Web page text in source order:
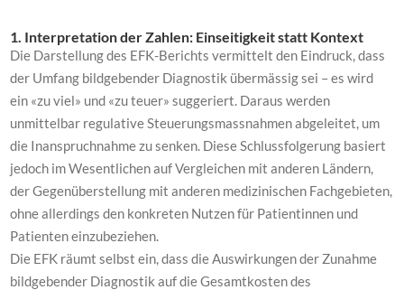
1. Interpretation der Zahlen: Einseitigkeit statt Kontext
Die Darstellung des EFK-Berichts vermittelt den Eindruck, dass
der Umfang bildgebender Diagnostik übermässig sei – es wird
ein «zu viel» und «zu teuer» suggeriert. Daraus werden
unmittelbar regulative Steuerungsmassnahmen abgeleitet, um
die Inanspruchnahme zu senken. Diese Schlussfolgerung basiert
jedoch im Wesentlichen auf Vergleichen mit anderen Ländern,
der Gegenüberstellung mit anderen medizinischen Fachgebieten,
ohne allerdings den konkreten Nutzen für Patientinnen und
Patienten einzubeziehen.
Die EFK räumt selbst ein, dass die Auswirkungen der Zunahme
bildgebender Diagnostik auf die Gesamtkosten des